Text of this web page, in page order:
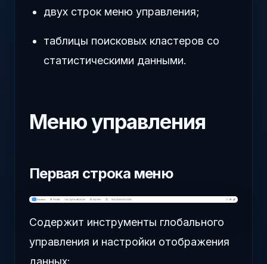
двух строк меню управления;
таблицы поисковых кластеров со
статистическими данными.
Меню управления
Первая строка меню
Содержит инструменты глобального
управления и настройки отображения